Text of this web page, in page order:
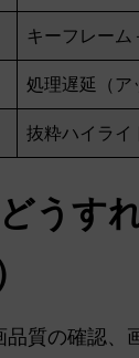
キーフレーム
処理遅延（ア
抜粋ハイライ
うす
質の確認、